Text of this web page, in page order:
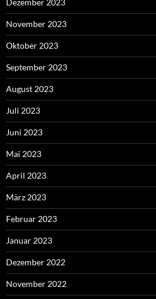
November 2023
Oktober 2023
September 2023
August 2023
Juli 2023
Juni 2023
Mai 2023
April 2023
März 2023
Februar 2023
Januar 2023
Dezember 2022
November 2022